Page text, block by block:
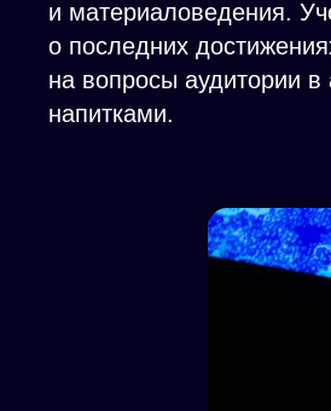
и материаловедения.
о последних
на вопросы аудитории
напитками.